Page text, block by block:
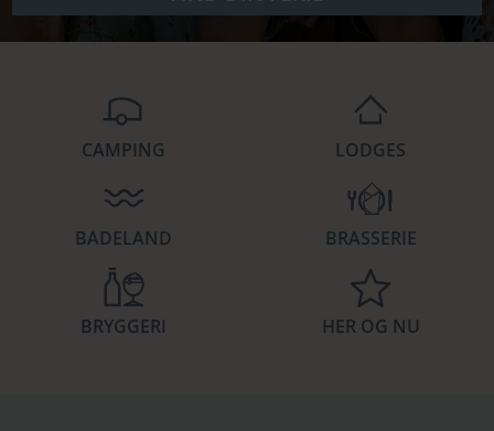
CAMPING LODGES
BADELAND BRASSERIE
BRYGGERI HER OG NU